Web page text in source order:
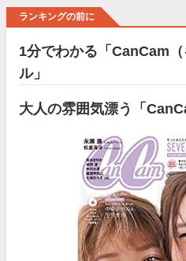
ランキングの前に
1分でわかる「CanCam
ル」
大人の雰囲気漂う「